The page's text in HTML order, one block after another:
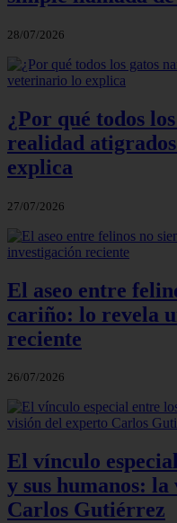
28/07/2026
¿Por qué todos
realidad
explica
27/07/2026
El aseo entre
cariño: lo revela
reciente
26/07/2026
El vínculo
y sus humanos:
Carlos Gutiérrez